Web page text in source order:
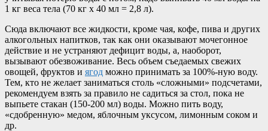
1 кг веса тела (70 кг х 40 мл = 2,8 л).
Сюда включают все жидкости, кроме чая, кофе, пива и других
алкогольных напитков, так как они оказывают мочегонное
действие и не устраняют дефицит воды, а, наоборот,
вызывают обезвоживание. Весь объем съедаемых свежих
овощей, фруктов и ягод можно принимать за 100%-ную воду.
Тем, кто не желает заниматься столь «сложными» подсчетами,
рекомендуем взять за правило не садиться за стол, пока не
выпьете стакан (150-200 мл) воды. Можно пить воду,
«сдобренную» медом, яблочным уксусом, лимонным соком и
др.